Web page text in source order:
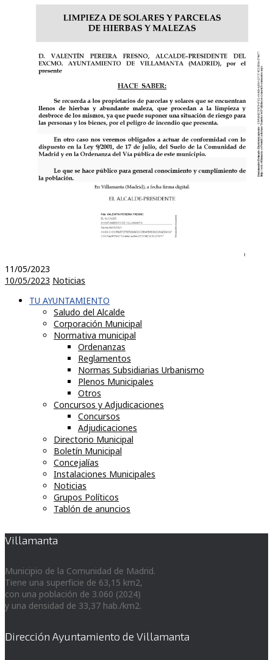
11/05/2023
10/05/2023 Noticias
TU AYUNTAMIENTO
Saludo del Alcalde
Corporación Municipal
Normativa municipal
Ordenanzas
Reglamentos
Normas Subsidiarias Urbanismo
Plenos Municipales
Otros
Concursos y Adjudicaciones
Concursos
Adjudicaciones
Directorio Municipal
Boletín Municipal
Concejalías
Instalaciones Municipales
Noticias
Grupos Políticos
Tablón de anuncios
Villamanta
Municipio de la Comunidad de Madrid.
Tiene una superficie de 63,15 km2,
con una población de 3.060 (2024)
y una densidad de 33,37 hab./km2.
Dirección Ayuntamiento de Villamanta